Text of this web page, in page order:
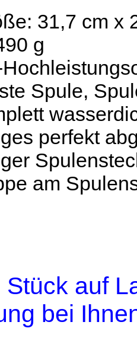
31,7 cm x
g
Spule,
perfekt
am
auf
bei